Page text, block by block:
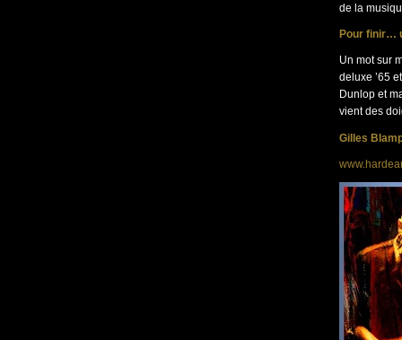
de la
Pour finir…
Un mot sur
deluxe ’65
Dunlop et
vient des
Gilles